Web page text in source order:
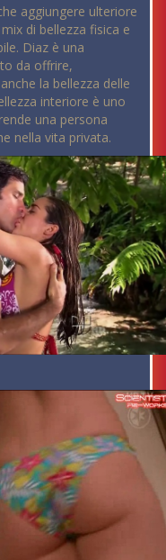
aggiungere ulteriore
di bellezza fisica e
Diaz è una
da offrire,
la bellezza delle
interiore è uno
una persona
nella vita privata.